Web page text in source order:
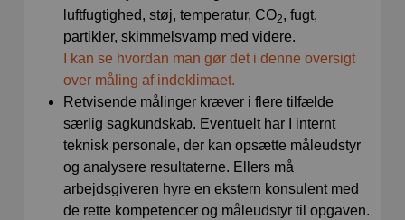
luftfugtighed, støj, temperatur, CO2, fugt,
partikler, skimmelsvamp med videre.
I kan se hvordan man gør det i denne oversigt
over måling af indeklimaet.
Retvisende målinger kræver i flere tilfælde
særlig sagkundskab. Eventuelt har I internt
teknisk personale, der kan opsætte måleudstyr
og analysere resultaterne. Ellers må
arbejdsgiveren hyre en ekstern konsulent med
de rette kompetencer og måleudstyr til opgaven.